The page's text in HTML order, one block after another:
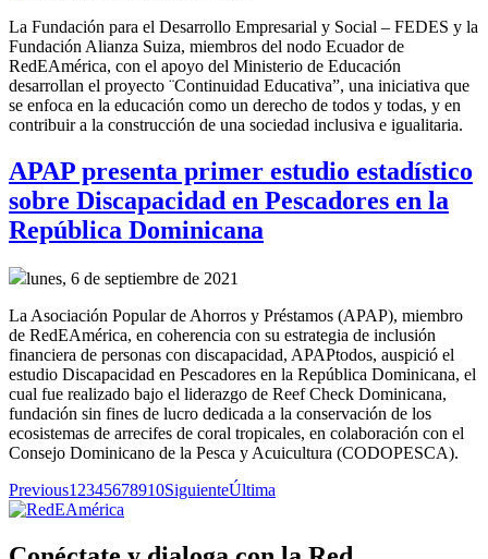
La Fundación para el Desarrollo Empresarial y Social – FEDES y la
Fundación Alianza Suiza, miembros del nodo Ecuador de
RedEAmérica, con el apoyo del Ministerio de Educación
desarrollan el proyecto ¨Continuidad Educativa”, una iniciativa que
se enfoca en la educación como un derecho de todos y todas, y en
contribuir a la construcción de una sociedad inclusiva e igualitaria.
APAP presenta primer estudio estadístico
sobre Discapacidad en Pescadores en la
República Dominicana
lunes, 6 de septiembre de 2021
La Asociación Popular de Ahorros y Préstamos (APAP), miembro
de RedEAmérica, en coherencia con su estrategia de inclusión
financiera de personas con discapacidad, APAPtodos, auspició el
estudio Discapacidad en Pescadores en la República Dominicana, el
cual fue realizado bajo el liderazgo de Reef Check Dominicana,
fundación sin fines de lucro dedicada a la conservación de los
ecosistemas de arrecifes de coral tropicales, en colaboración con el
Consejo Dominicano de la Pesca y Acuicultura (CODOPESCA).
Previous1 2345678910SiguienteÚltima